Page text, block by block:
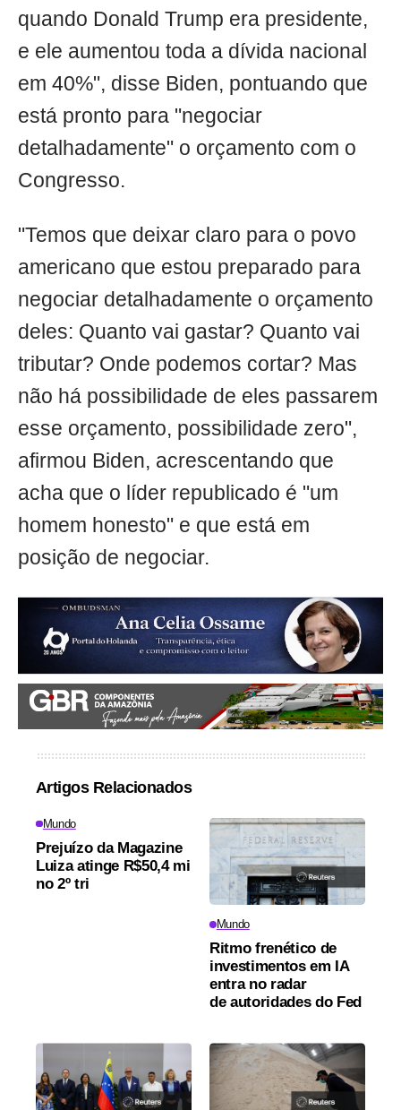
quando Donald Trump era presidente,
e ele aumentou toda a dívida nacional
em 40%", disse Biden, pontuando que
está pronto para "negociar
detalhadamente" o orçamento com o
Congresso.
"Temos que deixar claro para o povo
americano que estou preparado para
negociar detalhadamente o orçamento
deles: Quanto vai gastar? Quanto vai
tributar? Onde podemos cortar? Mas
não há possibilidade de eles passarem
esse orçamento, possibilidade zero",
afirmou Biden, acrescentando que
acha que o líder republicado é "um
homem honesto" e que está em
posição de negociar.
Artigos Relacionados
Mundo
Prejuízo da Magazine
Luiza atinge R$50,4 mi
no 2º tri
Mundo
Ritmo frenético de
investimentos em IA
entra no radar
de autoridades do Fed